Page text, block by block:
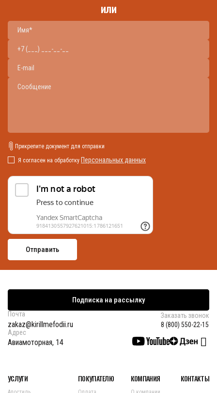
или
Прикрепите документ для отправки
Я согласен на обработку Персональных данных
Подписка на рассылку
Почта
zakaz@kirillmefodii.ru
Заказать звонок
8 (800) 550-22-15
Адрес
Авиамоторная, 14
УСЛУГИ ПОКУПАТЕЛЮ КОМПАНИЯ КОНТАКТЫ